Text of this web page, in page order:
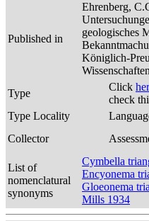
Published in
Ehrenberg,
geologisches
Königlich-
Type
Click
check
Type Locality
Collector
List of
nomenclatural
synonyms
Cymbella
Encyonema
Gloeonema
Mills 1934